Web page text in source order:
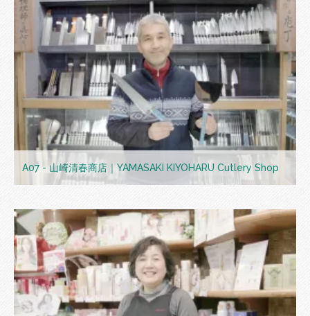
A07 - 山崎清春商店｜YAMASAKI KIYOHARU Cutlery Shop